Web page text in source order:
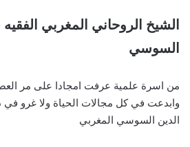
الشيخ الروحاني المغربي
السوسي
من اسرة علمية عرفت امجادا على مر
وابدعت في كل مجالات الحياة ولا غرو
الدين السوسي المغربي